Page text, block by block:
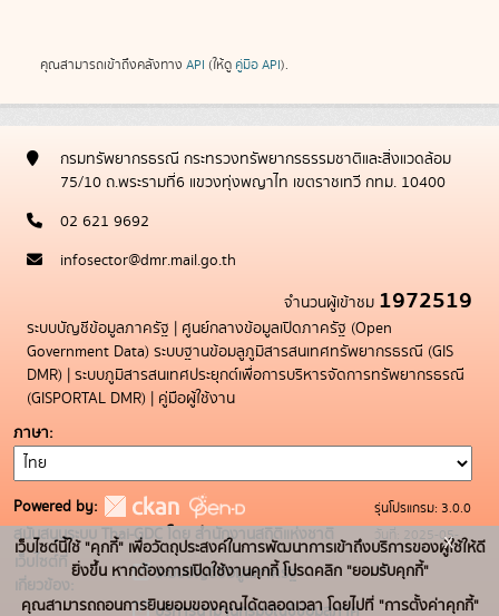
คุณสามารถเข้าถึงคลังทาง API (ให้ดู คู่มือ API).
กรมทรัพยากรธรณี กระทรวงทรัพยากรธรรมชาติและสิ่งแวดล้อม
75/10 ถ.พระรามที่6 แขวงทุ่งพญาไท เขตราชเทวี กทม. 10400
02 621 9692
infosector@dmr.mail.go.th
จำนวนผู้เข้าชม 1972519
ระบบบัญชีข้อมูลภาครัฐ | ศูนย์กลางข้อมูลเปิดภาครัฐ (Open
Government Data) ระบบฐานข้อมลูภูมิสารสนเทศทรัพยากรธรณี (GIS
DMR) | ระบบภูมิสารสนเทศประยุกต์เพื่อการบริหารจัดการทรัพยากรธรณี
(GISPORTAL DMR) | คู่มือผู้ใช้งาน
ภาษา
Powered by:
สนับสนุนระบบ Thai-GDC โดย สำนักงานสถิติแห่งชาติ
เว็บไซต์ที่
เกี่ยวข้อง:
ระบบบัญชีข้อมูลภาครัฐ
บริการนามานุกรมบัญชีข้อมูลภาค
รุ่นโปรแกรม: 3.0.0
วันที่: 2025-05-
19
เว็บไซต์นี้ใช้ "คุกกี้" เพื่อวัตถุประสงค์ในการพัฒนาการเข้าถึงบริการของผู้ใช้ให้ดี
ยิ่งขึ้น หากต้องการเปิดใช้งานคุกกี้ โปรดคลิก "ยอมรับคุกกี้"
คุณสามารถถอนการยินยอมของคุณได้ตลอดเวลา โดยไปที่ "การตั้งค่าคุกกี้"
x